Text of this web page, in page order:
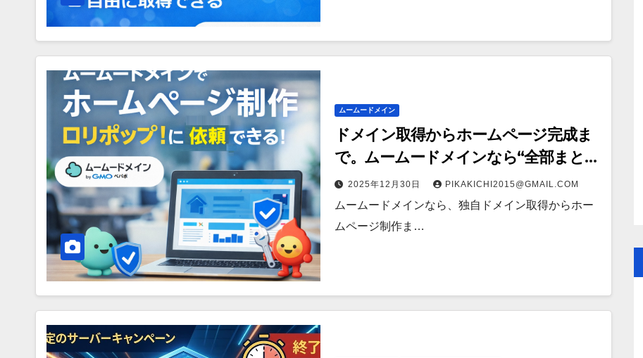
ムームードメイン
ドメイン取得からホームページ完成ま
で。ムームードメインなら“全部まとめ
て”安心スタート
2025年12月30日 PIKAKICHI2015@GMAIL.COM
ムームードメインなら、独自ドメイン取得からホー
ムページ制作ま…